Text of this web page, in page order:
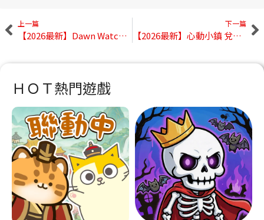
上一篇
【2026最新】Dawn Watch 禮包碼大全｜最新兌換碼、序號分享
下一篇
【2026最新】心動小鎮 兌換碼大全｜最新禮包碼、序號分享
ＨＯＴ熱門遊戲